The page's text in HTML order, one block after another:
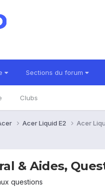
Sections du forum
Clubs
Acer Liquid E2 Acer
& Aides,
questions